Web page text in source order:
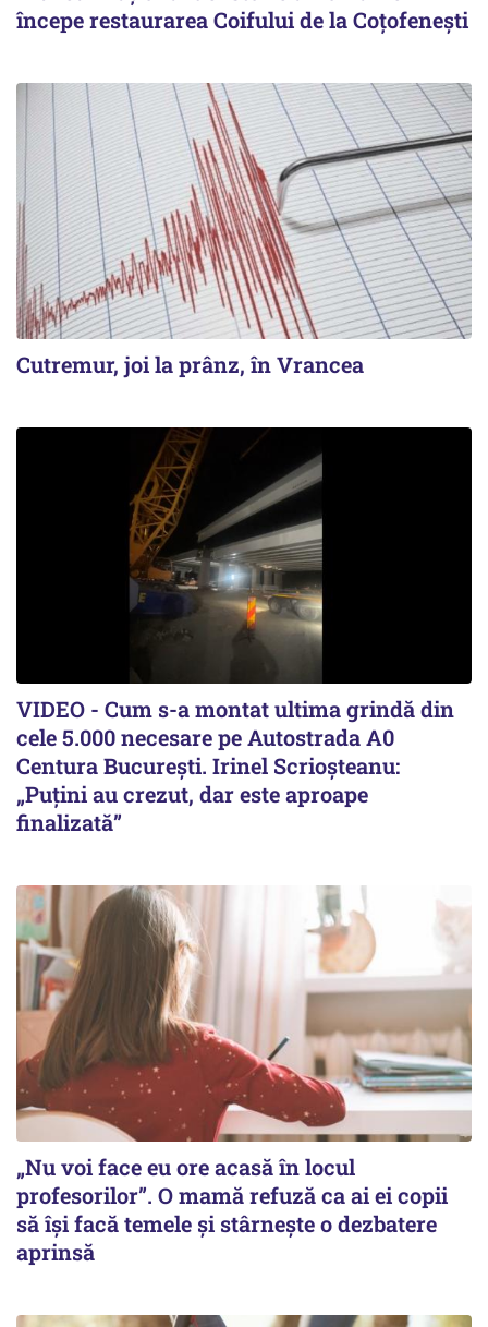
începe restaurarea Coifului de la Coțofenești
Cutremur, joi la prânz, în Vrancea
VIDEO - Cum s-a montat ultima grindă din
cele 5.000 necesare pe Autostrada A0
Centura București. Irinel Scrioșteanu:
„Puțini au crezut, dar este aproape
finalizată”
„Nu voi face eu ore acasă în locul
profesorilor”. O mamă refuză ca ai ei copii
să își facă temele și stârnește o dezbatere
aprinsă